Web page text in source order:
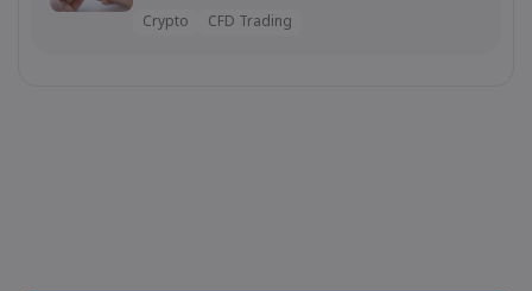
Crypto CFD Trading